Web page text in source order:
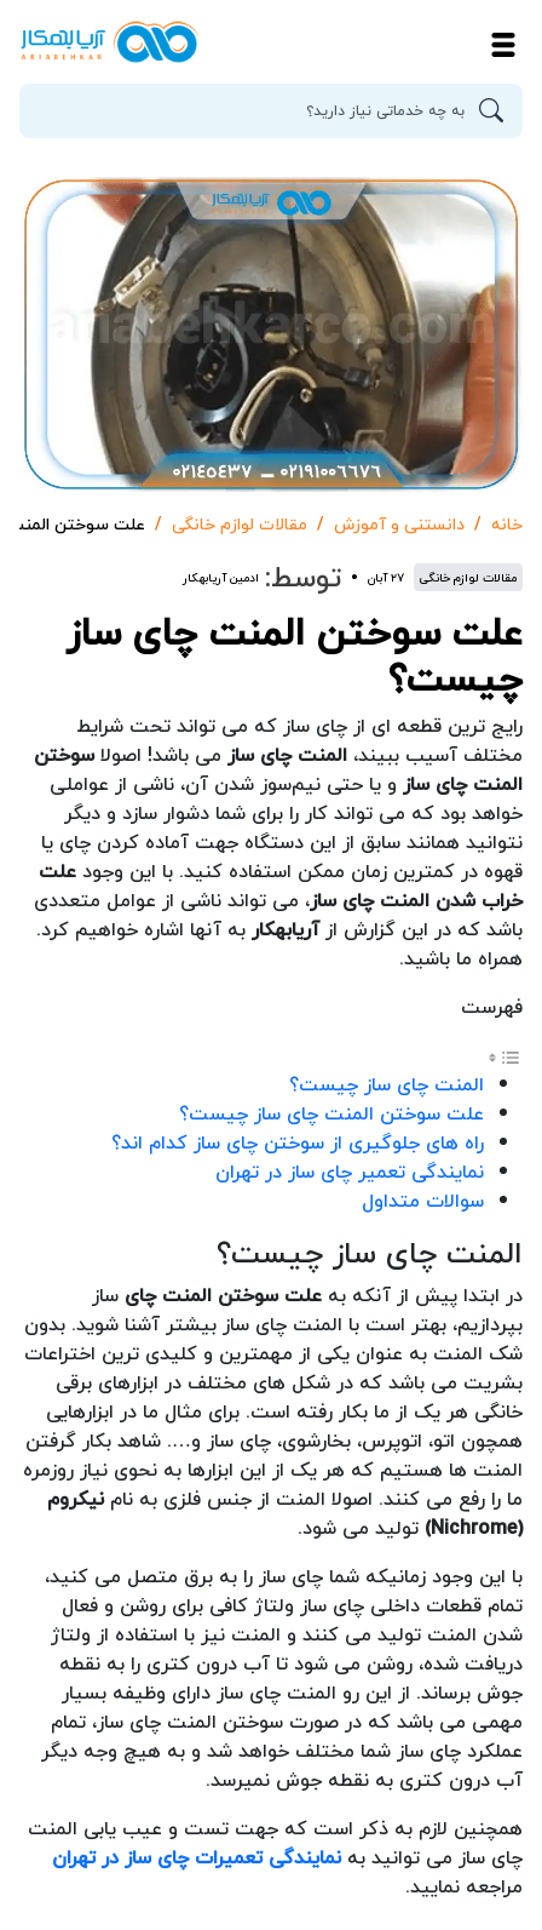
خانه دانستنی و آموزش مقالات لوازم خانگی علت سوختن
مقالات لوازم خانگی ۲۷ آبان توسط: ادمین آریابهکار
علت سوختن المنت چای ساز
چیست؟
رایج ترین قطعه ای از چای ساز که می تواند تحت شرایط
مختلف آسیب ببیند، المنت چای ساز می باشد! اصولاسوختن
المنت چای ساز و یا حتی نیم‌سوز شدن آن، ناشی از عواملی
خواهد بود که می تواند کار را برای شما دشوار سازد و دیگر
نتوانید همانند سابق از این دستگاه جهت آماده کردن چای یا
قهوه در کمترین زمان ممکن استفاده کنید. با این وجودعلت
خراب شدن المنت چای ساز، می تواند ناشی از عوامل متعددی
باشد که در این گزارش ازآریابهکاربه آنها اشاره خواهیم کرد.
همراه ما باشید.
فهرست
المنت چای ساز چیست؟
علت سوختن المنت چای ساز چیست؟
راه های جلوگیری از سوختن چای ساز کدام اند؟
نمایندگی تعمیر چای ساز در تهران
سوالات متداول
المنت چای ساز چیست؟
در ابتدا پیش از آنکه به علت سوختن المنت چای ساز
بپردازیم، بهتر است با المنت چای ساز بیشتر آشنا شوید. بدون
شک المنت به عنوان یکی از مهمترین و کلیدی ترین اختراعات
بشریت می باشد که در شکل های مختلف در ابزارهای برقی
خانگی هر یک از ما بکار رفته است. برای مثال ما در ابزارهایی
همچون اتو، اتوپرس، بخارشوی، چای ساز و…. شاهد بکار گرفتن
المنت ها هستیم که هر یک از این ابزارها به نحوی نیاز روزمره
ما را رفع می کنند. اصولا المنت از جنس فلزی به نامنیکروم
(Nichrome)
تولید می شود.
با این وجود زمانیکه شما چای ساز را به برق متصل می کنید،
تمام قطعات داخلی چای ساز ولتاژ کافی برای روشن و فعال
شدن المنت تولید می کنند و المنت نیز با استفاده از ولتاژ
دریافت شده، روشن می شود تا آب درون کتری را به نقطه
جوش برساند. از این رو المنت چای ساز دارای وظیفه بسیار
مهمی می باشد که در صورت سوختن المنت چای ساز، تمام
عملکرد چای ساز شما مختلف خواهد شد و به هیچ وجه دیگر
آب درون کتری به نقطه جوش نمیرسد.
همچنین لازم به ذکر است که جهت تست و عیب یابی المنت
چای ساز می توانید بهنمایندگی تعمیرات چای ساز در تهران
مراجعه نمایید.